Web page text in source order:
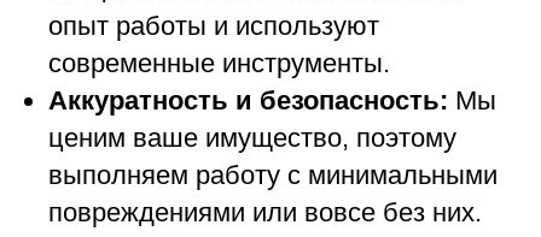
опыт работы и используют
современные инструменты.
Аккуратность и безопасность: Мы
ценим ваше имущество, поэтому
выполняем работу с минимальными
повреждениями или вовсе без них.